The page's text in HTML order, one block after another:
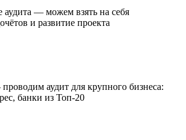
аудита — можем взять на себя
и развитие проекта
аудит для крупного бизнеса:
банки из Топ-20